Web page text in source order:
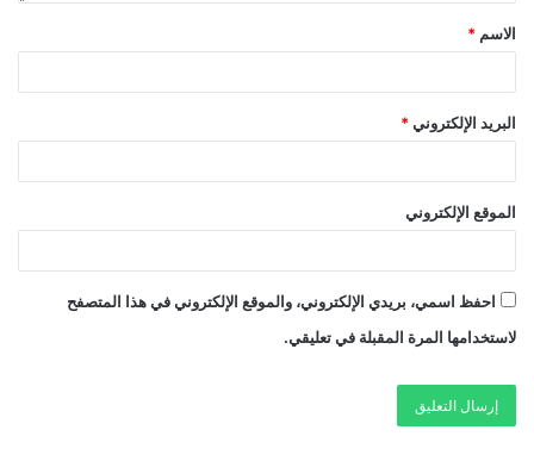
الاسم *
البريد الإلكتروني *
الموقع الإلكتروني
احفظ اسمي، بريدي الإلكتروني، والموقع الإلكتروني في هذا المتصفح
لاستخدامها المرة المقبلة في تعليقي.